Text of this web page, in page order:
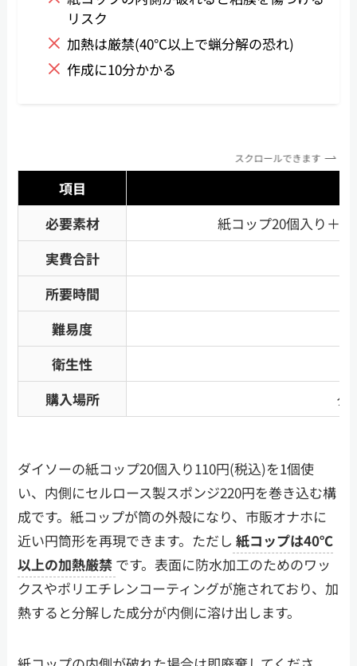
リスク
加熱は厳禁(40℃以上で蝋分解の恐れ)
作成に10分かかる
スクロールできます
項目
必要素材
紙コップ20個入り＋
実費合計
所要時間
難易度
衛生性
購入場所
ダ
ダイソーの紙コップ20個入り110円(税込)を1個使
い、内側にセルロース製スポンジ220円を巻き込む構
成です。紙コップが筒の外殻になり、市販オナホに
近い円筒形を再現できます。ただし 紙コップは40℃
以上の加熱厳禁 です。表面に防水加工のためのワッ
クスやポリエチレンコーティングが施されており、加
熱すると分解した成分が内側に溶け出します。